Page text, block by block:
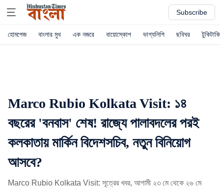
Subscribe
হোমপেজ বাংলার মুখ এক নজরে বায়োস্কোপ ভাগ্যলিপি ছবিঘর টুকিটাকি
Marco Rubio Kolkata Visit: ১৪
বছরের 'বনবাস' শেষ! রাজ্যে পালাবদলের পরই
কলকাতায় মার্কিন বিদেশসচিব, নতুন বিনিয়োগ
আসবে?
Marco Rubio Kolkata Visit: সূত্রের খবর, আগামী ২৩ মে থেকে ২৬ মে